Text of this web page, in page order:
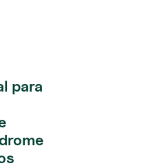
para